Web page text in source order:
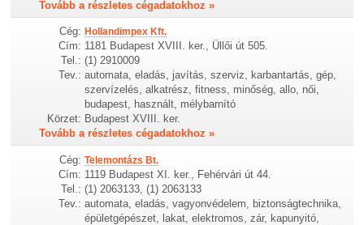
Tovább a részletes cégadatokhoz »
Cég: Hollandimpex Kft.
Cím: 1181 Budapest XVIII. ker., Üllői út 505.
Tel.: (1) 2910009
Tev.: automata, eladás, javítás, szerviz, karbantartás, gép,
szervízelés, alkatrész, fitness, minőség, allo, női,
budapest, használt, mélybarnító
Körzet: Budapest XVIII. ker.
Tovább a részletes cégadatokhoz »
Cég: Telemontázs Bt.
Cím: 1119 Budapest XI. ker., Fehérvári út 44.
Tel.: (1) 2063133, (1) 2063133
Tev.: automata, eladás, vagyonvédelem, biztonságtechnika,
épületgépészet, lakat, elektromos, zár, kapunyitó,